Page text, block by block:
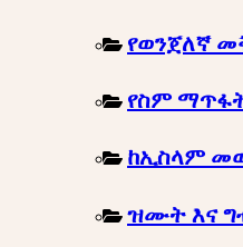
የወንጀለኛ
የስም
ከኢስላም
ዝሙት እና